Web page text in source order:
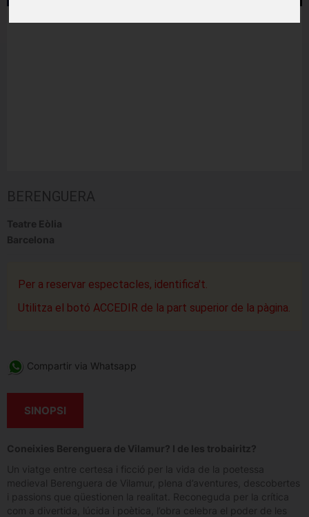
BERENGUERA
Teatre Eòlia
Barcelona
Per a reservar espectacles, identifica't.
Utilitza el botó ACCEDIR de la part superior de la pàgina.
Compartir via Whatsapp
SINOPSI
Coneixies Berenguera de Vilamur? I de les trobairitz?
Un viatge entre certesa i ficció per la vida de la poetessa
medieval Berenguera de Vilamur, plena d’aventures, descobertes
i passions que qüestionen la realitat. Reconeguda per la crítica
com a divertida, lúcida i poètica, l’obra celebra el poder de les